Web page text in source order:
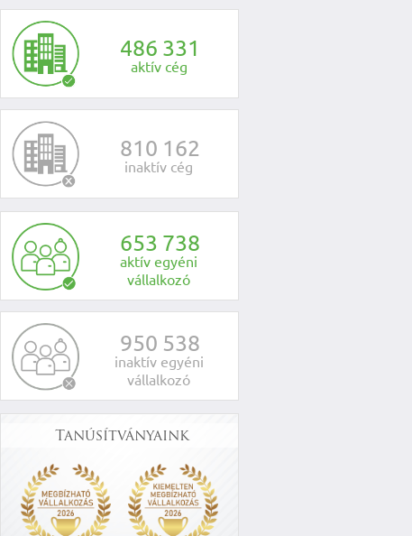
fel velünk a kapcsolatot az alábbi
486 331
aktív cég
810 162
inaktív cég
653 738
aktív egyéni
vállalkozó
950 538
inaktív egyéni
vállalkozó
Tanúsítványaink